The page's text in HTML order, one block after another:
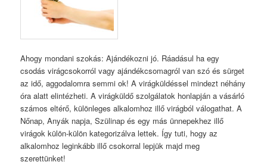
Ahogy mondani szokás: Ajándékozni jó. Ráadásul ha egy
csodás virágcsokorról vagy ajándékcsomagról van szó és sürget
az idő, aggodalomra semmi ok! A virágküldéssel mindezt néhány
óra alatt elintézheti. A virágküldő szolgálatok honlapján a vásárló
számos eltérő, különleges alkalomhoz illő virágból válogathat. A
Nőnap, Anyák napja, Szülinap és egy más ünnepekhez illő
virágok külön-külön kategorizálva lettek. Így tuti, hogy az
alkalomhoz leginkább illő csokorral lepjük majd meg
szerettünket!